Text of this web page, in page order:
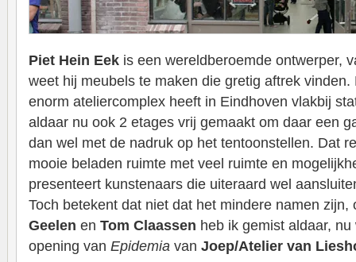
Piet Hein Eek is een wereldberoemde ontwerper,
weet hij meubels te maken die gretig aftrek vinden.
enorm ateliercomplex heeft in Eindhoven vlakbij
aldaar nu ook 2 etages vrij gemaakt om daar een
dan wel met de nadruk op het tentoonstellen. Dat
mooie beladen ruimte met veel ruimte en
presenteert kunstenaars die uiteraard wel
Toch betekent dat niet dat het mindere namen zijn,
Geelen en Tom Claassen heb ik gemist aldaar,
opening van Epidemia van Joep/Atelier van